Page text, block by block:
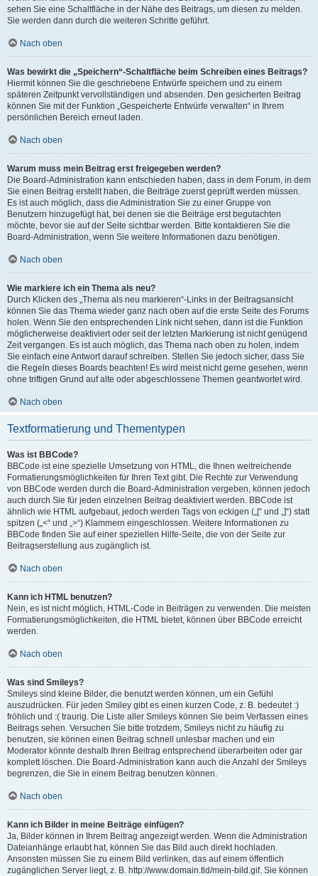
sehen Sie eine Schaltfläche in der Nähe des Beitrags, um diesen zu melden.
Sie werden dann durch die weiteren Schritte geführt.
Nach oben
Was bewirkt die „Speichern“-Schaltfläche beim Schreiben eines Beitrags?
Hiermit können Sie die geschriebene Entwürfe speichern und zu einem
späteren Zeitpunkt vervollständigen und absenden. Den gesicherten Beitrag
können Sie mit der Funktion „Gespeicherte Entwürfe verwalten“ in Ihrem
persönlichen Bereich erneut laden.
Nach oben
Warum muss mein Beitrag erst freigegeben werden?
Die Board-Administration kann entschieden haben, dass in dem Forum, in dem
Sie einen Beitrag erstellt haben, die Beiträge zuerst geprüft werden müssen.
Es ist auch möglich, dass die Administration Sie zu einer Gruppe von
Benutzern hinzugefügt hat, bei denen sie die Beiträge erst begutachten
möchte, bevor sie auf der Seite sichtbar werden. Bitte kontaktieren Sie die
Board-Administration, wenn Sie weitere Informationen dazu benötigen.
Nach oben
Wie markiere ich ein Thema als neu?
Durch Klicken des „Thema als neu markieren“-Links in der Beitragsansicht
können Sie das Thema wieder ganz nach oben auf die erste Seite des Forums
holen. Wenn Sie den entsprechenden Link nicht sehen, dann ist die Funktion
möglicherweise deaktiviert oder seit der letzten Markierung ist nicht genügend
Zeit vergangen. Es ist auch möglich, das Thema nach oben zu holen, indem
Sie einfach eine Antwort darauf schreiben. Stellen Sie jedoch sicher, dass Sie
die Regeln dieses Boards beachten! Es wird meist nicht gerne gesehen, wenn
ohne triftigen Grund auf alte oder abgeschlossene Themen geantwortet wird.
Nach oben
Textformatierung und Thementypen
Was ist BBCode?
BBCode ist eine spezielle Umsetzung von HTML, die Ihnen weitreichende
Formatierungsmöglichkeiten für Ihren Text gibt. Die Rechte zur Verwendung
von BBCode werden durch die Board-Administration vergeben, können jedoch
auch durch Sie für jeden einzelnen Beitrag deaktiviert werden. BBCode ist
ähnlich wie HTML aufgebaut, jedoch werden Tags von eckigen („[“ und „]“) statt
spitzen („<“ und „>“) Klammern eingeschlossen. Weitere Informationen zu
BBCode finden Sie auf einer speziellen Hilfe-Seite, die von der Seite zur
Beitragserstellung aus zugänglich ist.
Nach oben
Kann ich HTML benutzen?
Nein, es ist nicht möglich, HTML-Code in Beiträgen zu verwenden. Die meisten
Formatierungsmöglichkeiten, die HTML bietet, können über BBCode erreicht
werden.
Nach oben
Was sind Smileys?
Smileys sind kleine Bilder, die benutzt werden können, um ein Gefühl
auszudrücken. Für jeden Smiley gibt es einen kurzen Code, z. B. bedeutet :)
fröhlich und :( traurig. Die Liste aller Smileys können Sie beim Verfassen eines
Beitrags sehen. Versuchen Sie bitte trotzdem, Smileys nicht zu häufig zu
benutzen, sie können einen Beitrag schnell unlesbar machen und ein
Moderator könnte deshalb Ihren Beitrag entsprechend überarbeiten oder gar
komplett löschen. Die Board-Administration kann auch die Anzahl der Smileys
begrenzen, die Sie in einem Beitrag benutzen können.
Nach oben
Kann ich Bilder in meine Beiträge einfügen?
Ja, Bilder können in Ihrem Beitrag angezeigt werden. Wenn die Administration
Dateianhänge erlaubt hat, können Sie das Bild auch direkt hochladen.
Ansonsten müssen Sie zu einem Bild verlinken, das auf einem öffentlich
zugänglichen Server liegt, z. B. http://www.domain.tld/mein-bild.gif. Sie können